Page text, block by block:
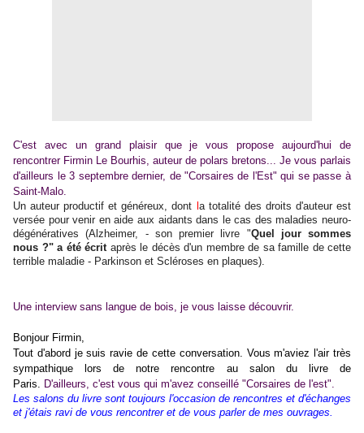
C'est avec un grand plaisir que je vous propose aujourd'hui de
rencontrer Firmin Le Bourhis, auteur de polars bretons... Je vous parlais
d'ailleurs le 3 septembre dernier, de "Corsaires de l'Est" qui se passe à
Saint-Malo.
Un auteur productif et généreux, dont a totalité des droits d'auteur est
versée pour venir en aide aux aidants dans le cas des maladies neuro-
dégénératives (Alzheimer, - son premier livre "Quel jour sommes
nous ?" a été écritaprès le décès d'un membre de sa famille de cette
terrible maladie - Parkinson et Scléroses en plaques).
Une interview sans langue de bois, je vous laisse découvrir.
Bonjour Firmin,
Tout d'abord je suis ravie de cette conversation. Vous m'aviez l'air très
sympathique lors de notre rencontre au salon du livre de
Paris. D'ailleurs, c'est vous qui m'avez conseillé "Corsaires de l'est".
Les salons du livre sont toujours l'occasion de rencontres et d'échanges
et j'étais ravi de vous rencontrer et de vous parler de mes ouvrages.